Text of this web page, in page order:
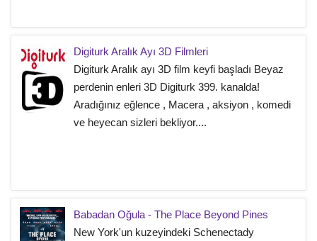
Digiturk Aralık Ayı 3D Filmleri
Digiturk Aralık ayı 3D film keyfi başladı Beyaz
perdenin enleri 3D Digiturk 399. kanalda!
Aradığınız eğlence , Macera , aksiyon , komedi
ve heyecan sizleri bekliyor....
Babadan Oğula - The Place Beyond Pines
New York'un kuzeyindeki Schenectady